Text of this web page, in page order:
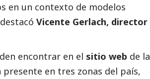
en un contexto de modelos
Vicente Gerlach, director
encontrar en el sitio web de la
presente en tres zonas del país,